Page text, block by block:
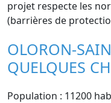
projet respecte les
(barrières de
OLORON-
QUELQUES
Population : 11200